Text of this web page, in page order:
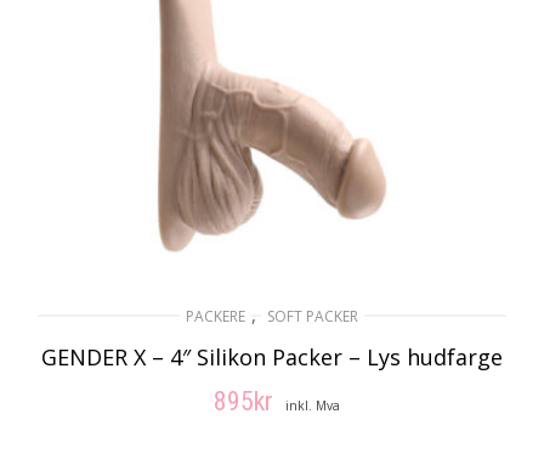
PACKERE , SOFT PACKER
GENDER X – 4″ Silikon Packer – Lys hudfarge
895kr inkl. Mva